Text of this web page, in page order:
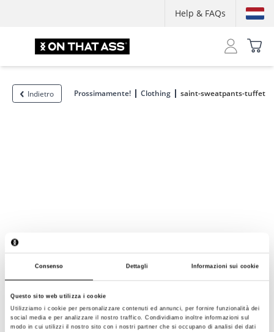
Consenso Dettagli Informazioni sui cookie
Questo sito web utilizza i cookie
Utilizziamo i cookie per personalizzare contenuti ed annunci, per fornire funzionalità dei
social media e per analizzare il nostro traffico. Condividiamo inoltre informazioni sul
modo in cui utilizzi il nostro sito con i nostri partner che si occupano di analisi dei dati
Help & FAQs
Indietro Prossimamente! Clothing saint-sweatpants-tuffet